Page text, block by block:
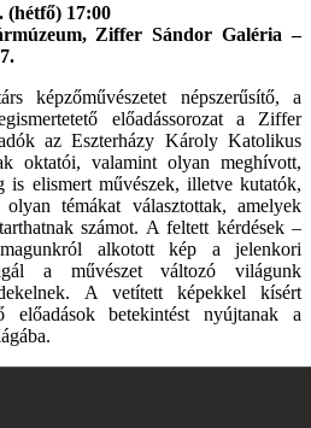
(hétfő) 17:00
Ziffer Sándor Galéria –
képzőművészetet népszerűsítő, a
előadássorozat a Ziffer
az Eszterházy Károly Katolikus
oktatói, valamint olyan meghívott,
is elismert művészek, illetve kutatók,
témákat választottak, amelyek
számot. A feltett kérdések –
alkotott kép a jelenkori
a művészet változó világunk
A vetített képekkel kísért
előadások betekintést nyújtanak a